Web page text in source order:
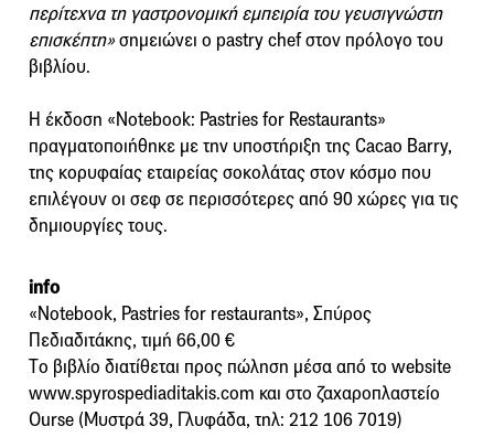
περίτεχνα τη γαστρονομική εμπειρία του γευσιγνώστη
επισκέπτη»σημειώνει ο pastry chef στον πρόλογο του
βιβλίου.
Η έκδοση «Notebook: Pastries for Restaurants»
πραγματοποιήθηκε με την υποστήριξη της Cacao Barry,
της κορυφαίας εταιρείας σοκολάτας στον κόσμο που
επιλέγουν οι σεφ σε περισσότερες από 90 χώρες για τις
δημιουργίες τους.
info
«Notebook, Pastries for restaurants», Σπύρος
Πεδιαδιτάκης, τιμή 66,00 €
Τo βιβλίο διατίθεται προς πώληση μέσα από το website
www.spyrospediaditakis.com και στο ζαχαροπλαστείο
Ourse (Μυστρά 39, Γλυφάδα, τηλ: 212 106 7019)